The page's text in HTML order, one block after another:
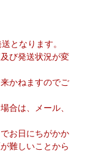
となります。
び発送状況が変
かねますのでご
合は、メール、
お日にちがかか
難しいことから